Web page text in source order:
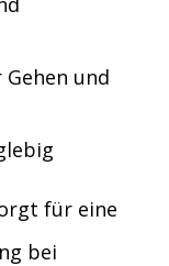
und
für eine
bei